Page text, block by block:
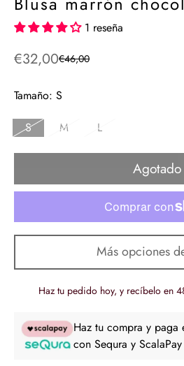
1 reseña
Precio
venta
€32,00
Precio
€46,00
Tamaño: S
S M L
Agotado
Más opciones
Haz tu pedido hoy, y recíbelo en
Haz tu compra y paga
con Sequra y ScalaPay